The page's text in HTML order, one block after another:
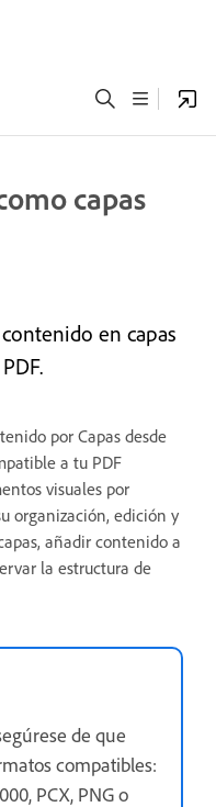
capas
en capas
por Capas desde
a tu PDF
visuales por
organización, edición y
añadir contenido a
la estructura de
de que
compatibles:
PCX, PNG o